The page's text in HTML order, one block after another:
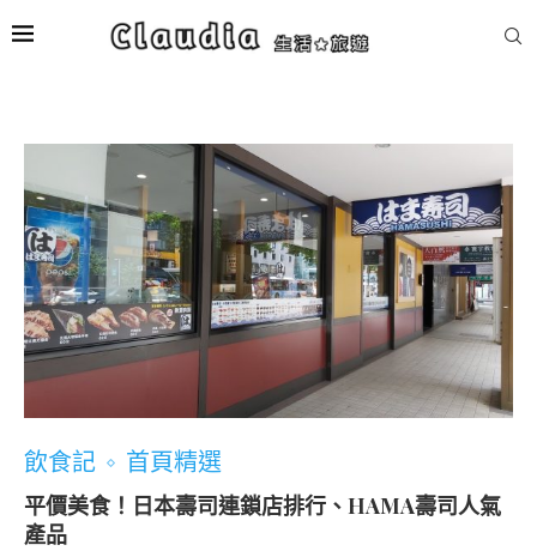
飲食記 首頁精選
平價美食！日本壽司連鎖店排行、HAMA壽司人氣
產品